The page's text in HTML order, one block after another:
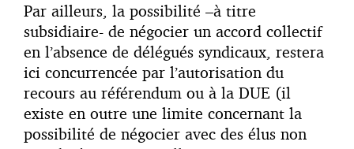
Par ailleurs, la possibilité –à titre
subsidiaire- de négocier un accord collectif
en l’absence de délégués syndicaux, restera
ici concurrencée par l’autorisation du
recours au référendum ou à la DUE (il
existe en outre une limite concernant la
possibilité de négocier avec des élus non